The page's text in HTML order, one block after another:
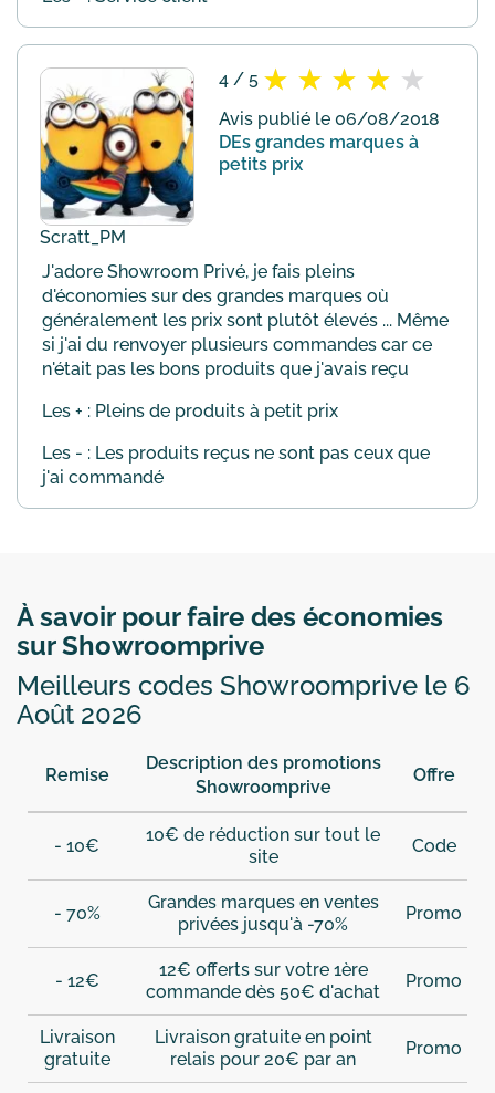
Scratt_PM
4 / 5
Avis publié le 06/08/2018
DEs grandes marques à
petits prix
J'adore Showroom Privé, je fais pleins
d'économies sur des grandes marques où
généralement les prix sont plutôt élevés ... Même
si j'ai du renvoyer plusieurs commandes car ce
n'était pas les bons produits que j'avais reçu
Les + : Pleins de produits à petit prix
Les - : Les produits reçus ne sont pas ceux que
j'ai commandé
À savoir pour faire des économies
sur Showroomprive
Meilleurs codes Showroomprive le 6
Août 2026
Remise
Description des promotions
Showroomprive
Offre
- 10€
10€ de réduction sur tout le
site
Code
- 70%
Grandes marques en ventes
privées jusqu'à -70%
Promo
- 12€
12€ offerts sur votre 1ère
commande dès 50€ d'achat
Promo
Livraison
gratuite
Livraison gratuite en point
relais pour 20€ par an
Promo